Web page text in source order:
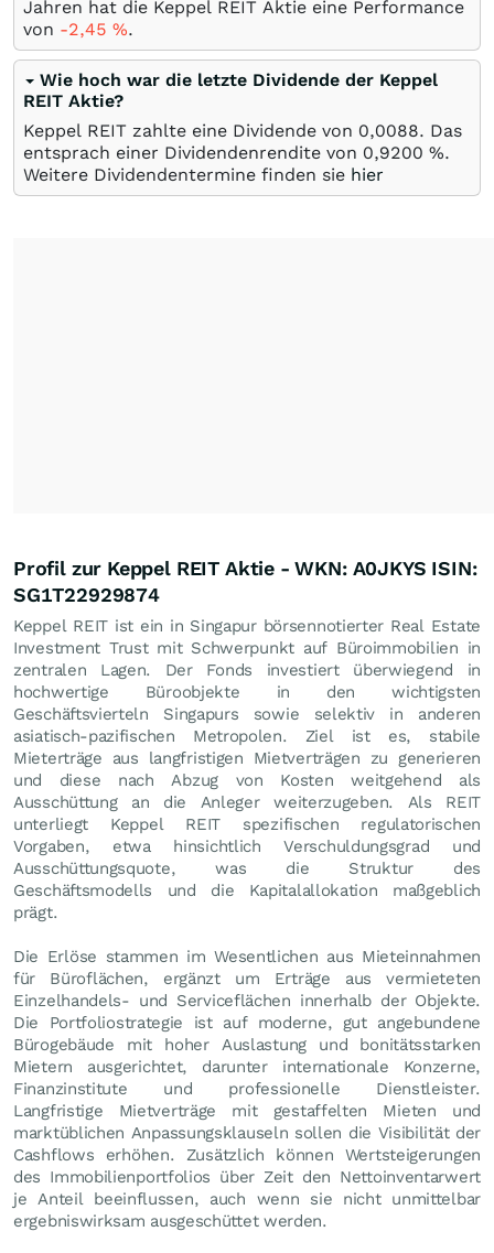
Jahren hat die Keppel REIT Aktie eine Performance
von -2,45 %.
Wie hoch war die letzte Dividende der Keppel
REIT Aktie?
Keppel REIT zahlte eine Dividende von 0,0088. Das
entsprach einer Dividendenrendite von 0,9200 %.
Weitere Dividendentermine finden sie hier
Profil zur Keppel REIT Aktie - WKN: A0JKYS ISIN:
SG1T22929874
Keppel REIT ist ein in Singapur börsennotierter Real Estate
Investment Trust mit Schwerpunkt auf Büroimmobilien in
zentralen Lagen. Der Fonds investiert überwiegend in
hochwertige Büroobjekte in den wichtigsten
Geschäftsvierteln Singapurs sowie selektiv in anderen
asiatisch-pazifischen Metropolen. Ziel ist es, stabile
Mieterträge aus langfristigen Mietverträgen zu generieren
und diese nach Abzug von Kosten weitgehend als
Ausschüttung an die Anleger weiterzugeben. Als REIT
unterliegt Keppel REIT spezifischen regulatorischen
Vorgaben, etwa hinsichtlich Verschuldungsgrad und
Ausschüttungsquote, was die Struktur des
Geschäftsmodells und die Kapitalallokation maßgeblich
prägt.
Die Erlöse stammen im Wesentlichen aus Mieteinnahmen
für Büroflächen, ergänzt um Erträge aus vermieteten
Einzelhandels- und Serviceflächen innerhalb der Objekte.
Die Portfoliostrategie ist auf moderne, gut angebundene
Bürogebäude mit hoher Auslastung und bonitätsstarken
Mietern ausgerichtet, darunter internationale Konzerne,
Finanzinstitute und professionelle Dienstleister.
Langfristige Mietverträge mit gestaffelten Mieten und
marktüblichen Anpassungsklauseln sollen die Visibilität der
Cashflows erhöhen. Zusätzlich können Wertsteigerungen
des Immobilienportfolios über Zeit den Nettoinventarwert
je Anteil beeinflussen, auch wenn sie nicht unmittelbar
ergebniswirksam ausgeschüttet werden.